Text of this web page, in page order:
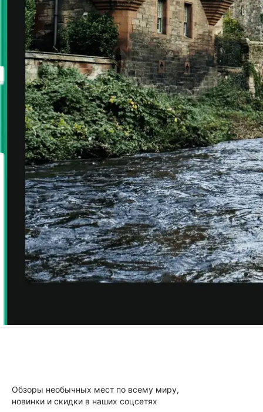
Обзоры необычных мест по всему миру,
новинки и скидки в наших соцсетях